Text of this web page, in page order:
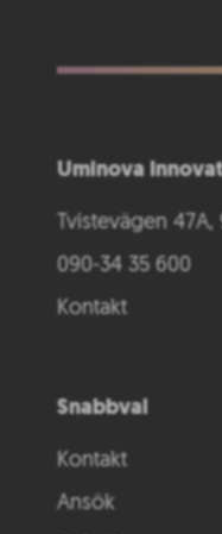
Uminova
Tvistevägen 47A,
090-34 35 600
Kontakt
Snabbval
Kontakt
Ansök